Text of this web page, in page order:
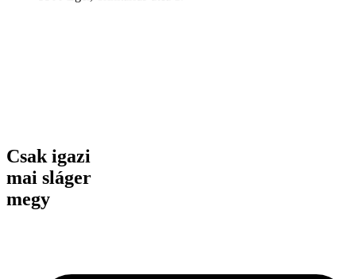
Csak igazi
mai sláger
megy